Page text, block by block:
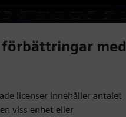
med
licenser innehåller antalet
viss enhet eller